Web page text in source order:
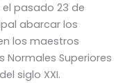
pasado 23 de
abarcar los
los maestros
Normales Superiores
siglo XXI.